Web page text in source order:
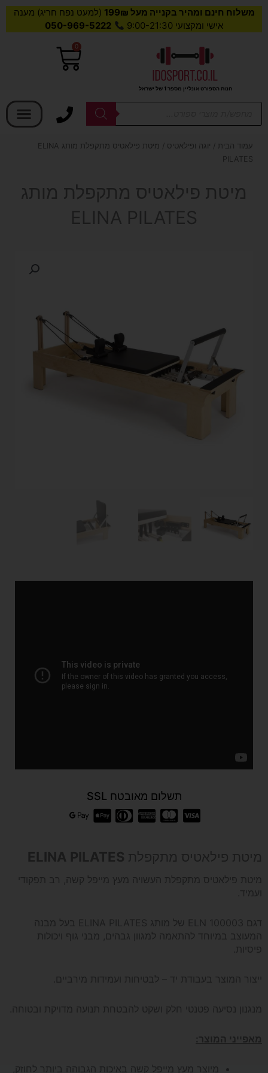
משלוח חינם ומהיר בקנייה מעל 199₪
(למעט נפח חריג) מענה
אישי ומקצועי 9:00-21:30
050-969-5222
חנות הספורט אונליין מספר 1 של ישראל
0
עגלת
Products
עמוד הבית / יוגה ופילאטיס
/ מיטת פילאטיס מתקפלת מותג ELINA
PILATES
מיטת פילאטיס מתקפלת מותג
ELINA PILATES
תשלום מאובטח SSL
מיטת פילאטיס מתקפלת
מיטת פילאטיס מתקפלת העשויה מעץ מייפל קשה, רב תפקודי
ועמיד.
דגם ELN 100003 של מותג ELINA PILATES בעל מבנה
המעוצב במיוחד להתאמה למגוון גבהים, מבני גוף ויכולות
פיסיות.
ייצור המוצר בעבודת יד – לבטיחות ועמידות מירביים.
מנגנון נסיעה פטנטי חלק ושקט להבטחת תנועה מדויקת ובטוחה.
מאפייני המוצר:
מיוצר מעץ מייפל קשה באיכות הגבוהה ביותר לחוזק,